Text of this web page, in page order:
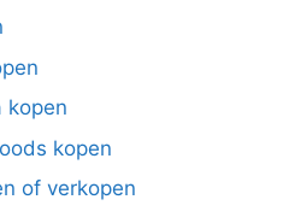
kopen
kopen
of verkopen